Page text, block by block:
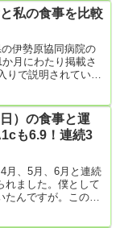
傷で若い時に半月
は1カ月ぶりの整形
。
私の食事を比較
伊勢原協同病院の
月にわたり掲載さ
りで説明されている
主食のコメやパン
ちろん、炊き込み
ご飯を無性に食べ
）の食事と運
も6.9！連続3
月、5月、6月と連続
れました。僕として
んですが。この3